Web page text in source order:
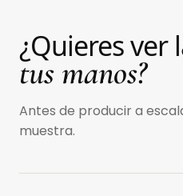
¿Quieres ver
tus manos?
Antes de producir a
muestra.